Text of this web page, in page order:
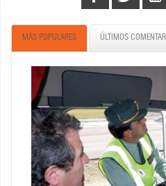
MÁS POPULARES ÚLTIMOS